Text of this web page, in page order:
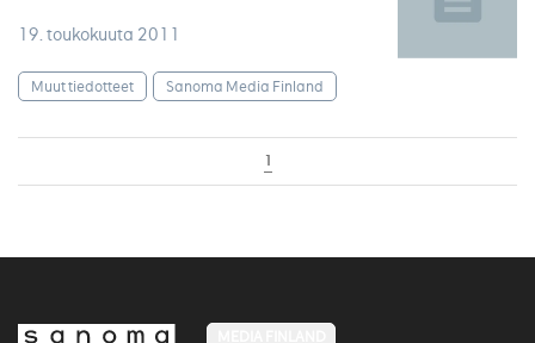
19. toukokuuta 2011
Muut tiedotteet Sanoma Media Finland
1